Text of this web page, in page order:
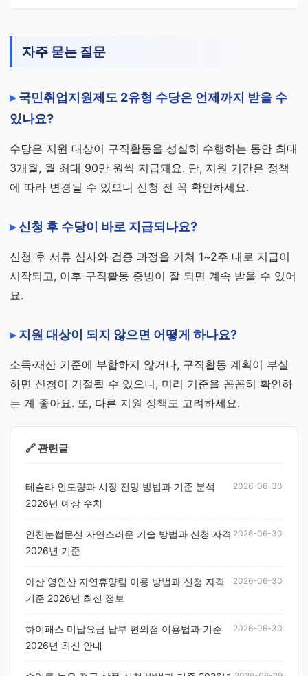
자주 묻는 질문
국민취업지원제도 2유형 수당은 언제까지 받을 수
있나요?
수당은 지원 대상이 구직활동을 성실히 수행하는 동안 최대
3개월, 월 최대 90만 원씩 지급돼요. 단, 지원 기간은 정책
에 따라 변경될 수 있으니 신청 전 꼭 확인하세요.
신청 후 수당이 바로 지급되나요?
신청 후 서류 심사와 검증 과정을 거쳐 1~2주 내로 지급이
시작되고, 이후 구직활동 증빙이 잘 되면 계속 받을 수 있어
요.
지원 대상이 되지 않으면 어떻게 하나요?
소득·재산 기준에 부합하지 않거나, 구직활동 계획이 부실
하면 신청이 거절될 수 있으니, 미리 기준을 꼼꼼히 확인하
는 게 좋아요. 또, 다른 지원 정책도 고려하세요.
🔗 관련글
테슬라 인도량과 시장 전망 방법과 기준 분석
2026년 예상 수치
2026-06-30
인천눈썹문신 자연스러운 기술 방법과 신청 자격
2026년 기준
2026-06-30
아산 영인산 자연휴양림 이용 방법과 신청 자격
기준 2026년 최신 정보
2026-06-30
하이패스 미납요금 납부 편의점 이용법과 기준
2026년 최신 안내
2026-06-30